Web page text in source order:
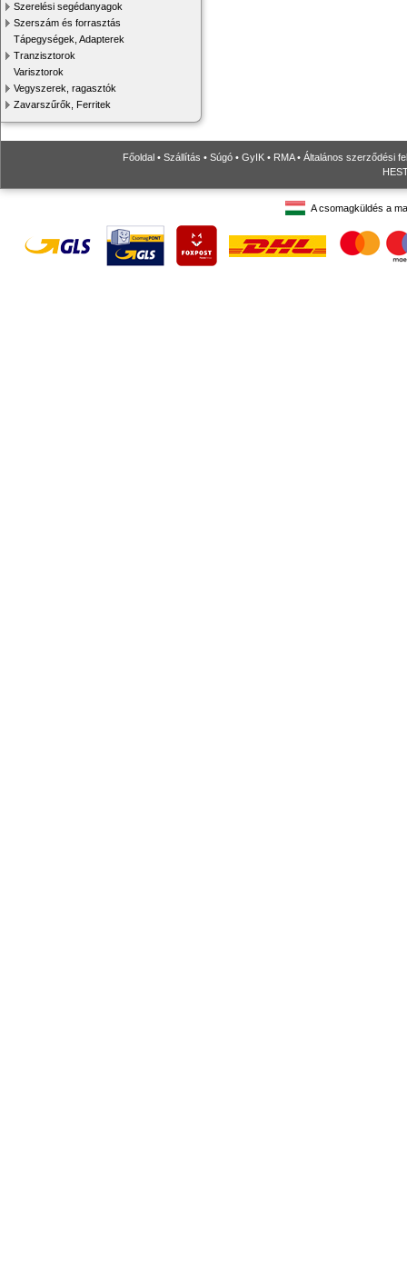
Szerelési segédanyagok
Szerszám és forrasztás
Tápegységek, Adapterek
Tranzisztorok
Varisztorok
Vegyszerek, ragasztók
Zavarszűrők, Ferritek
Főoldal • Szállítás • Súgó • GyIK • RMA• Általános szerződési
A csomagküldés a